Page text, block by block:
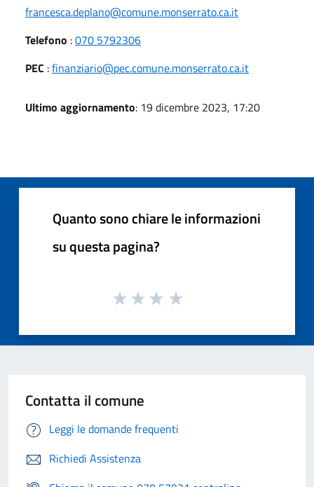
francesca.deplano@comune.monserrato.ca.it
Telefono :070 5792306
PEC :finanziario@pec.comune.monserrato.ca.it
Ultimo aggiornamento: 19 dicembre 2023, 17:20
Quanto sono chiare le informazioni
su questa pagina?
Contatta il comune
Leggi le domande frequenti
Richiedi Assistenza